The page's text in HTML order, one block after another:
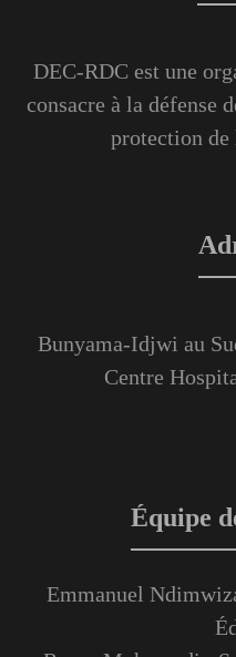
DEC-RDC est une
consacre à la défense
protection
Bunyama-Idjwi au
Centre
Équipe
Emmanuel